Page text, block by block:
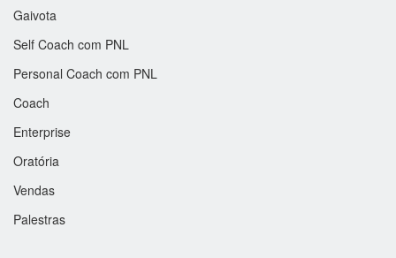
Gaivota
Self Coach com PNL
Personal Coach com PNL
Coach
Enterprise
Oratória
Vendas
Palestras